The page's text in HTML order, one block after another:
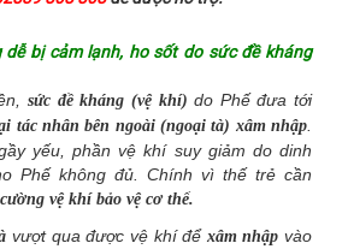
dễ bị cảm lạnh, ho sốt do sức đề kháng
sức đề kháng (vệ khí)do Phế đưa tới
tác nhân bên ngoài (ngoại tà) xâm nhập
yếu, phần vệ khí suy giảm do dinh
Phế không đủ. Chính vì thế trẻ cần
vệ khí bảo vệ cơ thể.
vượt qua được vệ khí để xâm nhập vào